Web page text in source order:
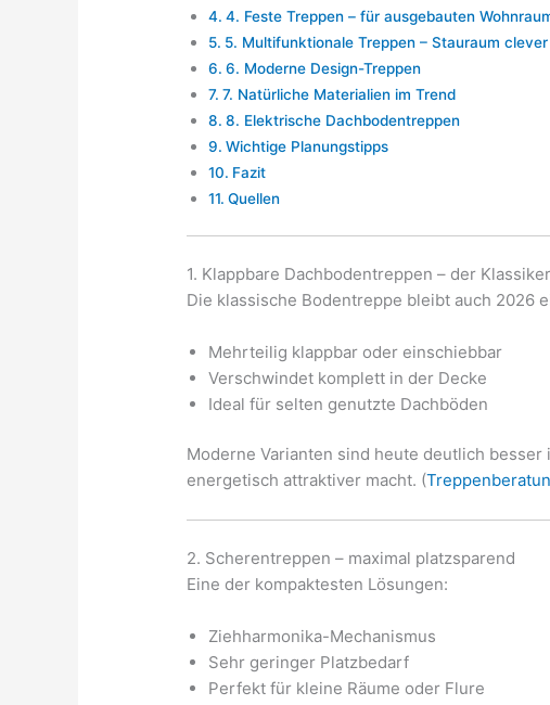
4. Feste Treppen – für ausgebauten
5. Multifunktionale Treppen – Stauraum
6. Moderne Design-Treppen
7. Natürliche Materialien im Trend
8. Elektrische Dachbodentreppen
Wichtige Planungstipps
Fazit
Quellen
1. Klappbare Dachbodentreppen – der
Die klassische Bodentreppe bleibt auch 2026
Mehrteilig klappbar oder einschiebbar
Verschwindet komplett in der Decke
Ideal für selten genutzte Dachböden
Moderne Varianten sind heute deutlich
energetisch attraktiver macht. (
2. Scherentreppen – maximal platzsparend
Eine der kompaktesten Lösungen:
Ziehharmonika-Mechanismus
Sehr geringer Platzbedarf
Perfekt für kleine Räume oder Flure